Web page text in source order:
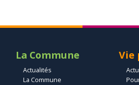
La Commune
Actualités
La Commune
Vie